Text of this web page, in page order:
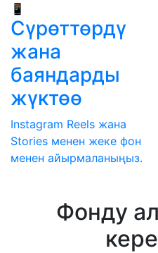
📱
Сүрөттөрдү
жана
баяндарды
жүктөө
Instagram Reels жана
Stories менен жеке фон
менен айырмаланыңыз.
Фонду